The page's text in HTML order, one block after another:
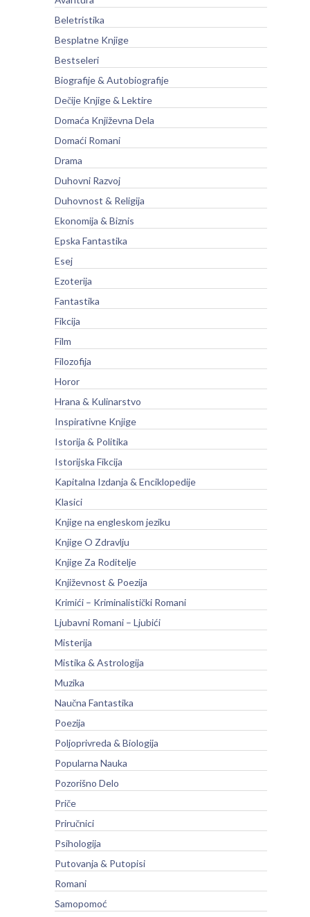
Beletristika
Besplatne Knjige
Bestseleri
Biografije & Autobiografije
Dečije Knjige & Lektire
Domaća Književna Dela
Domaći Romani
Drama
Duhovni Razvoj
Duhovnost & Religija
Ekonomija & Biznis
Epska Fantastika
Esej
Ezoterija
Fantastika
Fikcija
Film
Filozofija
Horor
Hrana & Kulinarstvo
Inspirativne Knjige
Istorija & Politika
Istorijska Fikcija
Kapitalna Izdanja & Enciklopedije
Klasici
Knjige na engleskom jeziku
Knjige O Zdravlju
Knjige Za Roditelje
Književnost & Poezija
Krimići – Kriminalistički Romani
Ljubavni Romani – Ljubići
Misterija
Mistika & Astrologija
Muzika
Naučna Fantastika
Poezija
Poljoprivreda & Biologija
Popularna Nauka
Pozorišno Delo
Priče
Priručnici
Psihologija
Putovanja & Putopisi
Romani
Samopomoć